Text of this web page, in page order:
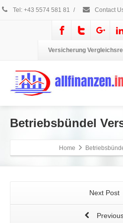
Tel: +43 5574 581 81 / Contact
Versicherung
Betriebsbündel
Home
Next Post